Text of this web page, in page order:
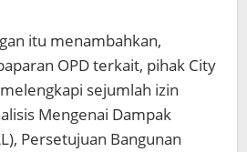
itu menambahkan,
OPD terkait, pihak City
sejumlah izin
Mengenai Dampak
Persetujuan Bangunan